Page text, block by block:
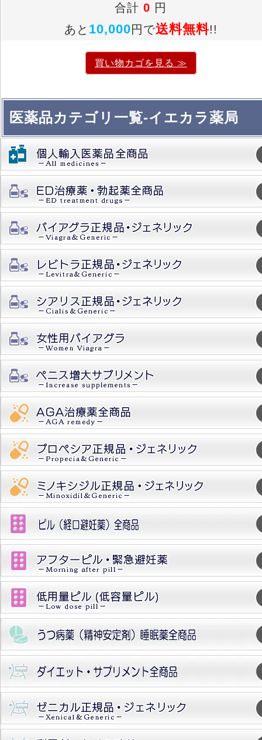
合計0 円
あと 10,000円で送料無料!!
買い物カゴを見る ≫
医薬品カテゴリ一覧-イエカラ薬局